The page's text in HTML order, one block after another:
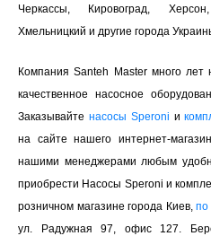
Черкассы, Кировоград,
Хмельницкий и другие города
Компания Santeh Master много лет
качественное насосное
Заказывайте насосы Speroni и
на сайте нашего интернет-
нашими менеджерами любым
приобрести Насосы Speroni и
розничном магазине города Киев,по
ул. Радужная 97, офис 127.